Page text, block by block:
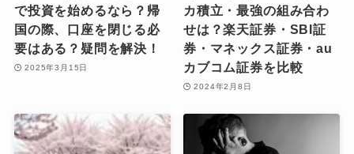
で投資を始めるなら？帰
国の際、口座を閉じる必
要はある？疑問を解決！
2025年3月15日
カ積立・最強の組み合わ
せは？楽天証券・SBI証
券・マネックス証券・au
カブコム証券を比較
2024年2月8日